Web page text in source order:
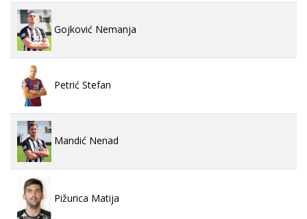
Gojković Nemanja
Petrić Stefan
Mandić Nenad
Pižurica Matija